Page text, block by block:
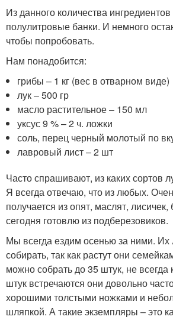
Из данного количества
полулитровые банки. И немного
чтобы попробовать.
Нам понадобится:
грибы – 1 кг (вес в отварном виде)
лук – 500 гр
масло растительное – 150 мл
уксус 9 % – 2 ч. ложки
соль, перец черный молотый по
лавровый лист – 2 шт
Часто спрашивают, из каких сортов
Я всегда отвечаю, что из любых.
получается из опят, маслят,
сегодня готовлю из подберезовиков.
Мы всегда ездим осенью за ними. Их
собирать, так как растут они
можно собрать до 35 штук, не всегда
штук встречаются они довольно
хорошими толстыми ножками и
шляпкой. А такие экземпляры – это